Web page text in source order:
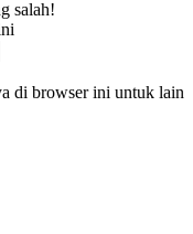
salah!
di browser ini untuk lain